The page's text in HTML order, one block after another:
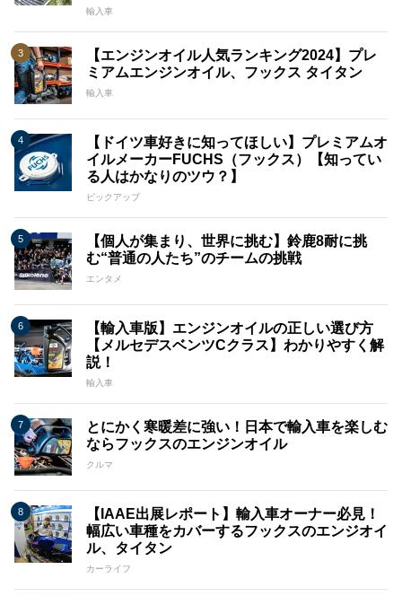
輸入車
【エンジンオイル人気ランキング2024】プレ
ミアムエンジンオイル、フックス タイタン
輸入車
【ドイツ車好きに知ってほしい】プレミアムオ
イルメーカーFUCHS（フックス）【知ってい
る人はかなりのツウ？】
ピックアップ
【個人が集まり、世界に挑む】鈴鹿8耐に挑
む“普通の人たち”のチームの挑戦
エンタメ
【輸入車版】エンジンオイルの正しい選び方
【メルセデスベンツCクラス】わかりやすく解
説！
輸入車
とにかく寒暖差に強い！日本で輸入車を楽しむ
ならフックスのエンジンオイル
クルマ
【IAAE出展レポート】輸入車オーナー必見！
幅広い車種をカバーするフックスのエンジオイ
ル、タイタン
カーライフ